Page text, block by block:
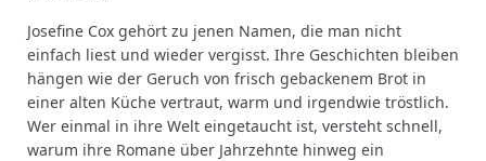
Josefine Cox gehört zu jenen Namen, die man nicht
einfach liest und wieder vergisst. Ihre Geschichten bleiben
hängen wie der Geruch von frisch gebackenem Brot in
einer alten Küche vertraut, warm und irgendwie tröstlich.
Wer einmal in ihre Welt eingetaucht ist, versteht schnell,
warum ihre Romane über Jahrzehnte hinweg ein